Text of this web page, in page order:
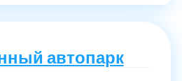
автопарк